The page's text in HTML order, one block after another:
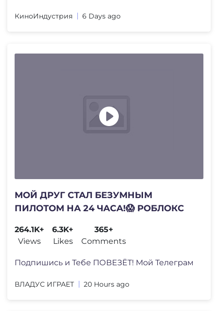
КиноИндустрия 6 Days ago
МОЙ ДРУГ СТАЛ БЕЗУМНЫМ
ПИЛОТОМ НА 24 ЧАСА!😱 РОБЛОКС
264.1K+
Views
6.3K+
Likes
365+
Comments
Подпишись и Тебе ПОВЕЗЁТ! Мой Телеграм
ВЛАДУС ИГРАЕТ 20 Hours ago